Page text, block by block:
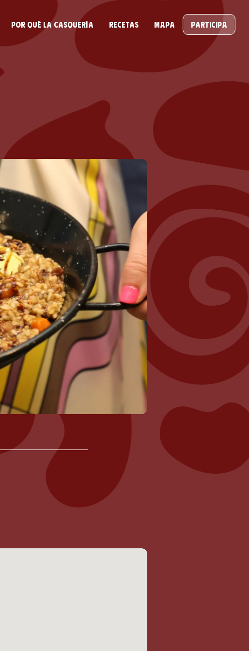
Por qué la casquería Recetas Mapa Participa